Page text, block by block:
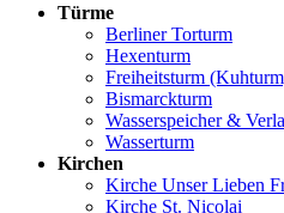
Türme
Berliner Torturm
Hexenturm
Freiheitsturm
Bismarckturm
Wasserspeicher &
Wasserturm
Kirchen
Kirche Unser Lieben
Kirche St. Nicolai